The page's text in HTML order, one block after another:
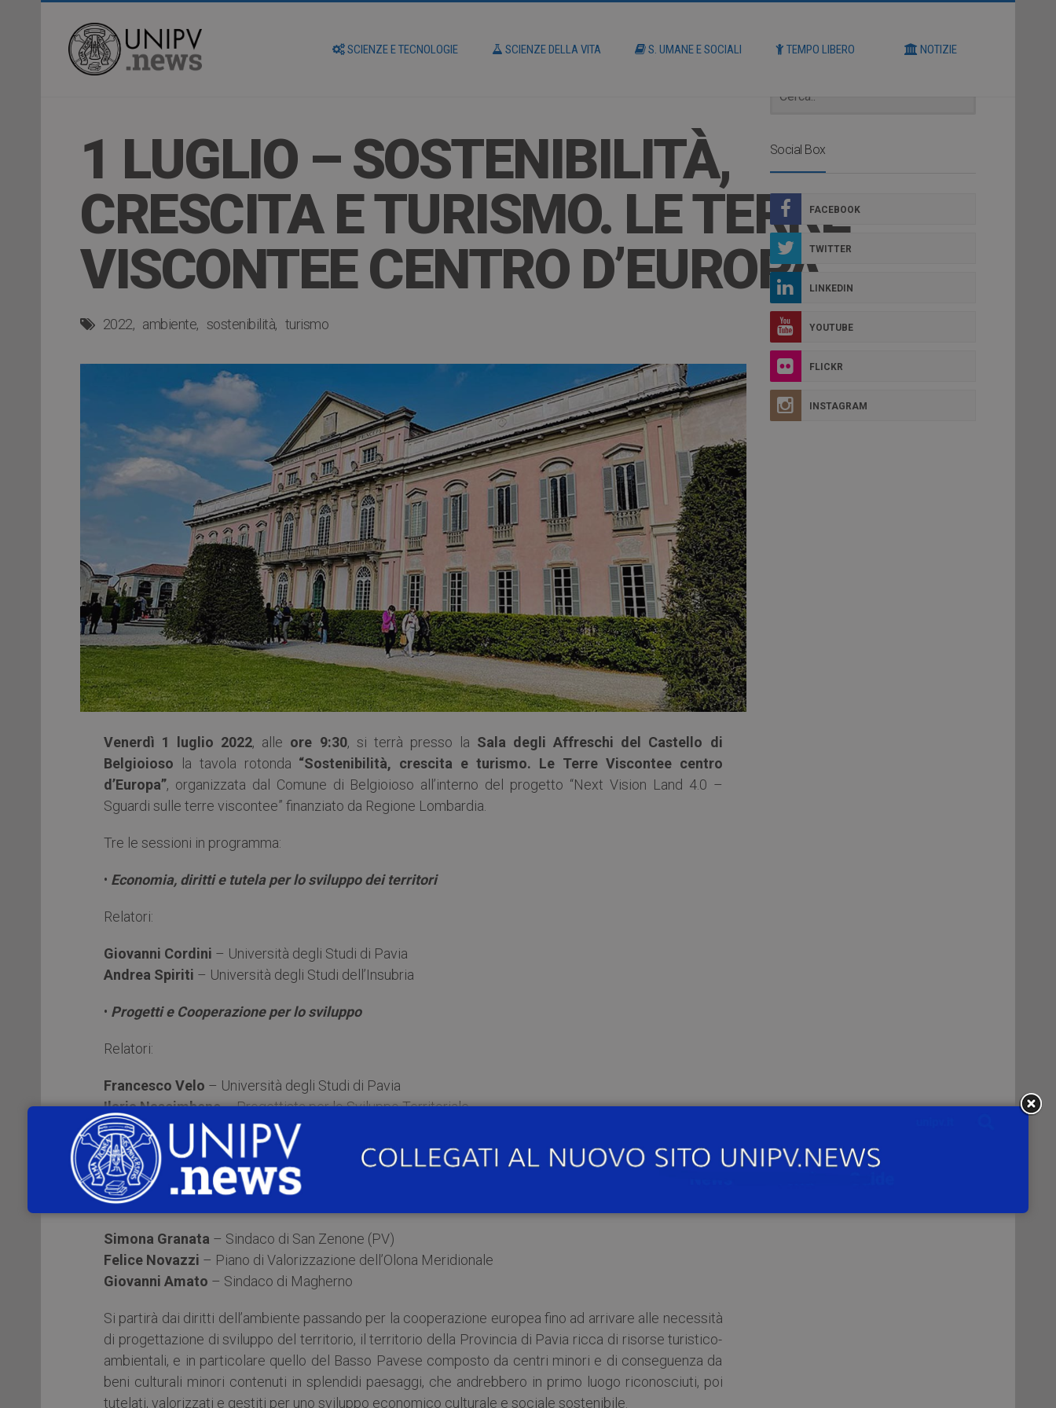
SCIENZE E TECNOLOGIE SCIENZE DELLA VITA S. UMANE E SOCIALI TEMPO LIBERO NOTIZIE
1 LUGLIO – SOSTENIBILITÀ,
CRESCITA E TURISMO. LE TERRE
VISCONTEE CENTRO D’EUROPA
2022 ambiente sostenibilità turismo
Venerdì 1 luglio 2022, alle ore 9:30, si terrà presso la Sala degli Affreschi del Castello di
Belgioioso la tavola rotonda “Sostenibilità, crescita e turismo. Le Terre Viscontee centro
d’Europa”, organizzata dal Comune di Belgioioso all’interno del progetto “Next Vision Land 4.0 –
Sguardi sulle terre viscontee” finanziato da Regione Lombardia.
Tre le sessioni in programma:
• Economia, diritti e tutela per lo sviluppo dei territori
Relatori:
Giovanni Cordini – Università degli Studi di Pavia
Andrea Spiriti – Università degli Studi dell’Insubria
• Progetti e Cooperazione per lo sviluppo
Relatori:
Francesco Velo – Università degli Studi di Pavia
Ilaria Nascimbene– Progettista per lo Sviluppo Territoriale
Federico Pasquarè – Università degli Studi dell’Insubria
•Politica e valorizzazione dei centri minori
Relatori:
Simona Granata – Sindaco di San Zenone (PV)
Felice Novazzi – Piano di Valorizzazione dell’Olona Meridionale
Giovanni Amato – Sindaco di Magherno
Si partirà dai diritti dell’ambiente passando per la cooperazione europea fino ad arrivare alle necessità
di progettazione di sviluppo del territorio, il territorio della Provincia di Pavia ricca di risorse turistico-
ambientali, e in particolare quello del Basso Pavese composto da centri minori e di conseguenza da
beni culturali minori contenuti in splendidi paesaggi, che andrebbero in primo luogo riconosciuti, poi
tutelati, valorizzati e gestiti per uno sviluppo economico culturale e sociale sostenibile.
Social Box
FACEBOOK
TWITTER
LINKEDIN
YOUTUBE
FLICKR
INSTAGRAM